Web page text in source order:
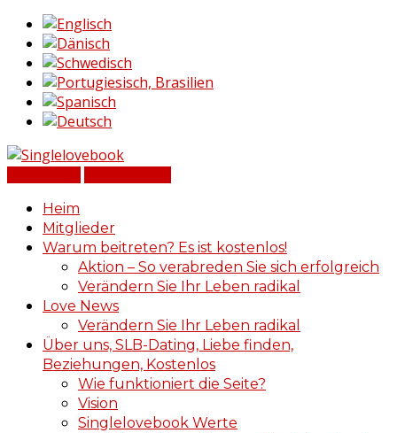
Heim
Mitglieder
Warum beitreten? Es ist kostenlos!
Aktion – So verabreden Sie sich erfolgreich
Verändern Sie Ihr Leben radikal
Love News
Verändern Sie Ihr Leben radikal
Über uns, SLB-Dating, Liebe finden,
Beziehungen, Kostenlos
Wie funktioniert die Seite?
Vision
Singlelovebook Werte